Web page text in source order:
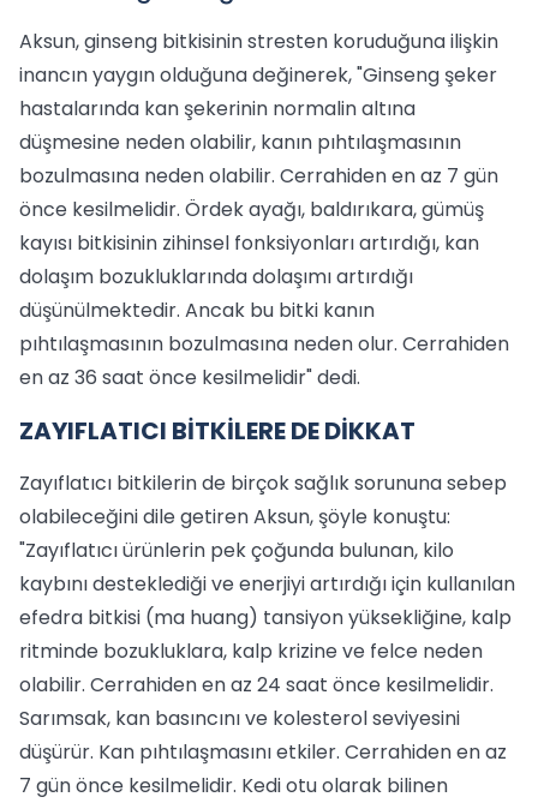
Aksun, ginseng bitkisinin stresten koruduğuna ilişkin
inancın yaygın olduğuna değinerek, "Ginseng şeker
hastalarında kan şekerinin normalin altına
düşmesine neden olabilir, kanın pıhtılaşmasının
bozulmasına neden olabilir. Cerrahiden en az 7 gün
önce kesilmelidir. Ördek ayağı, baldırıkara, gümüş
kayısı bitkisinin zihinsel fonksiyonları artırdığı, kan
dolaşım bozukluklarında dolaşımı artırdığı
düşünülmektedir. Ancak bu bitki kanın
pıhtılaşmasının bozulmasına neden olur. Cerrahiden
en az 36 saat önce kesilmelidir" dedi.
ZAYIFLATICI BİTKİLERE DE DİKKAT
Zayıflatıcı bitkilerin de birçok sağlık sorununa sebep
olabileceğini dile getiren Aksun, şöyle konuştu:
"Zayıflatıcı ürünlerin pek çoğunda bulunan, kilo
kaybını desteklediği ve enerjiyi artırdığı için kullanılan
efedra bitkisi (ma huang) tansiyon yüksekliğine, kalp
ritminde bozukluklara, kalp krizine ve felce neden
olabilir. Cerrahiden en az 24 saat önce kesilmelidir.
Sarımsak, kan basıncını ve kolesterol seviyesini
düşürür. Kan pıhtılaşmasını etkiler. Cerrahiden en az
7 gün önce kesilmelidir. Kedi otu olarak bilinen